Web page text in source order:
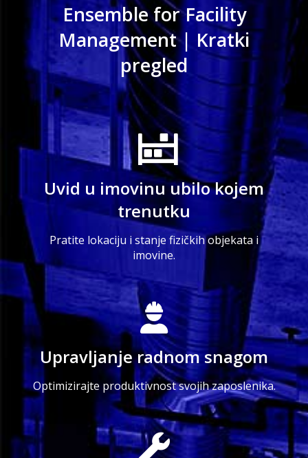
Ensemble for Facility
Management | Kratki
pregled
Uvid u imovinu ubilo kojem
trenutku
Pratite lokaciju i stanje fizičkih objekata i
imovine.
Upravljanje radnom snagom
Optimizirajte produktivnost svojih zaposlenika.